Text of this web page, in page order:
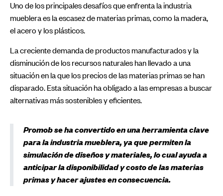
Uno de los principales desafíos que enfrenta la industria
mueblera es la escasez de materias primas, como la madera,
el acero y los plásticos.
La creciente demanda de productos manufacturados y la
disminución de los recursos naturales han llevado a una
situación en la que los precios de las materias primas se han
disparado. Esta situación ha obligado a las empresas a buscar
alternativas más sostenibles y eficientes.
Promob se ha convertido en una herramienta clave
para la industria mueblera, ya que permiten la
simulación de diseños y materiales, lo cual ayuda a
anticipar la disponibilidad y costo de las materias
primas y hacer ajustes en consecuencia.